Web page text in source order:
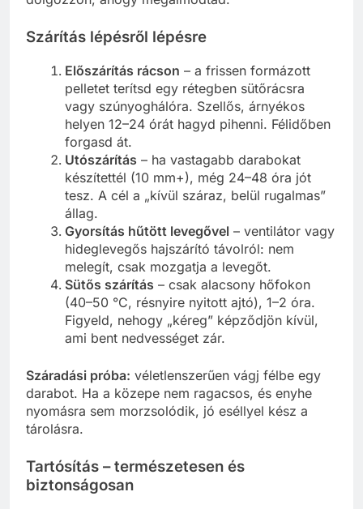
Szárítás lépésről lépésre
Előszárítás rácson – a frissen formázott
pelletet terítsd egy rétegben sütőrácsra
vagy szúnyoghálóra. Szellős, árnyékos
helyen 12–24 órát hagyd pihenni. Félidőben
forgasd át.
Utószárítás – ha vastagabb darabokat
készítettél (10 mm+), még 24–48 óra jót
tesz. A cél a „kívül száraz, belül rugalmas”
állag.
Gyorsítás hűtött levegővel – ventilátor vagy
hideglevegős hajszárító távolról: nem
melegít, csak mozgatja a levegőt.
Sütős szárítás – csak alacsony hőfokon
(40–50 °C, résnyire nyitott ajtó), 1–2 óra.
Figyeld, nehogy „kéreg” képződjön kívül,
ami bent nedvességet zár.
Száradási próba: véletlenszerűen vágj félbe egy
darabot. Ha a közepe nem ragacsos, és enyhe
nyomásra sem morzsolódik, jó eséllyel kész a
tárolásra.
Tartósítás – természetesen és
biztonságosan